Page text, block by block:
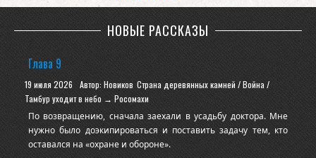
НОВЫЕ РАССКАЗЫ
Глава 9
19 июля 2026 Автор: Новиков Страна деревянных камней / Война /
Тамбур уходит в небо → Росомахи
По возвращению, сначала заехали в усадьбу доктора. Мне
нужно было доэкипироваться и поставить задачу тем, кто
оставался на «охране и обороне».